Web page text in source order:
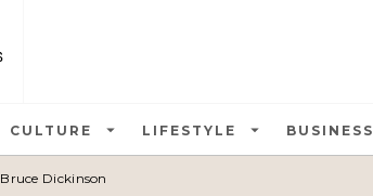
CULTURE arrow_drop_down LIFESTYLE arrow_drop_down BUSINESS
Bruce Dickinson